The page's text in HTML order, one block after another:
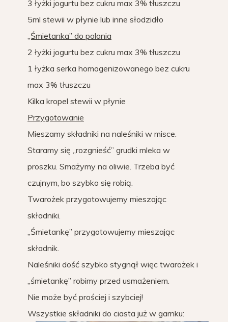
3 łyżki jogurtu bez cukru max 3% tłuszczu
5ml stewii w płynie lub inne słodzidło
„Śmietanka” do polania
2 łyżki jogurtu bez cukru max 3% tłuszczu
1 łyżka serka homogenizowanego bez cukru
max 3% tłuszczu
Kilka kropel stewii w płynie
Przygotowanie
Mieszamy składniki na naleśniki w misce.
Staramy się „rozgnieść” grudki mleka w
proszku. Smażymy na oliwie. Trzeba być
czujnym, bo szybko się robią.
Twarożek przygotowujemy mieszając
składniki.
„Śmietankę” przygotowujemy mieszając
składnik.
Naleśniki dość szybko stygnął więc twarożek i
„śmietankę” robimy przed usmażeniem.
Nie może być prościej i szybciej!
Wszystkie składniki do ciasta już w garnku: